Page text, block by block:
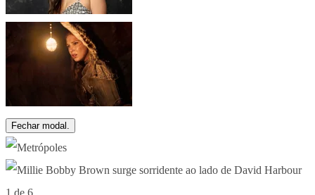
Fechar modal.
1 de 6